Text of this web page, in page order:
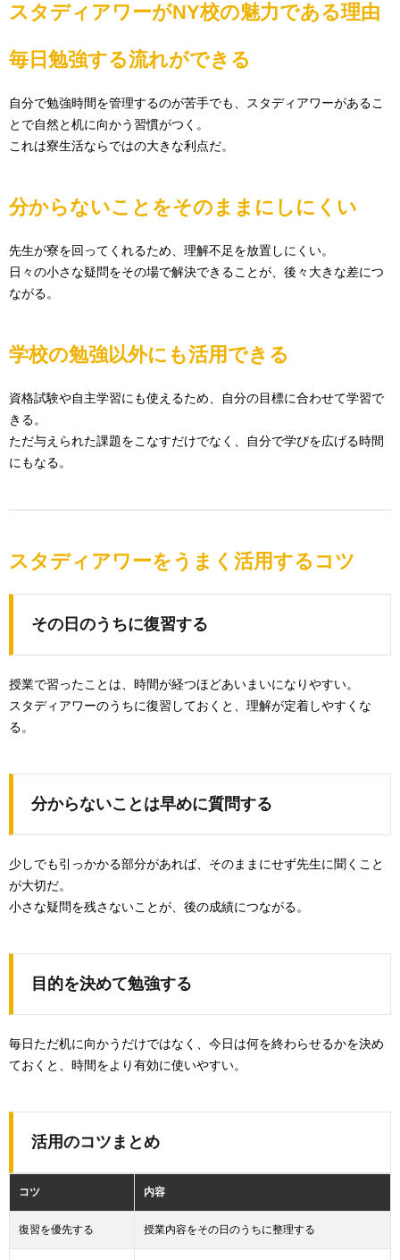
スタディアワーがNY校の魅力である理由
毎日勉強する流れができる
自分で勉強時間を管理するのが苦手でも、スタディアワーがあるこ
とで自然と机に向かう習慣がつく。
これは寮生活ならではの大きな利点だ。
分からないことをそのままにしにくい
先生が寮を回ってくれるため、理解不足を放置しにくい。
日々の小さな疑問をその場で解決できることが、後々大きな差につ
ながる。
学校の勉強以外にも活用できる
資格試験や自主学習にも使えるため、自分の目標に合わせて学習で
きる。
ただ与えられた課題をこなすだけでなく、自分で学びを広げる時間
にもなる。
スタディアワーをうまく活用するコツ
その日のうちに復習する
授業で習ったことは、時間が経つほどあいまいになりやすい。
スタディアワーのうちに復習しておくと、理解が定着しやすくな
る。
分からないことは早めに質問する
少しでも引っかかる部分があれば、そのままにせず先生に聞くこと
が大切だ。
小さな疑問を残さないことが、後の成績につながる。
目的を決めて勉強する
毎日ただ机に向かうだけではなく、今日は何を終わらせるかを決め
ておくと、時間をより有効に使いやすい。
活用のコツまとめ
コツ 内容
復習を優先する 授業内容をその日のうちに整理する